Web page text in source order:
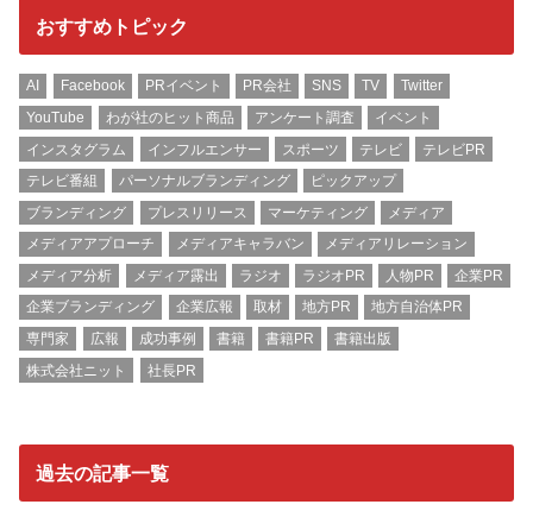
おすすめトピック
AI Facebook PRイベント PR会社 SNS TV
Twitter
YouTube
わが社のヒット商品 アンケート調査
イベント
インスタグラム
インフルエンサー スポーツ テレビ
テレビPR
テレビ番組
パーソナルブランディング
ピックアップ
ブランディング
プレスリリース マーケティング
メディア
メディアアプローチ
メディアキャラバン
メディアリレーション
メディア分析
メディア露出 ラジオ ラジオPR 人物PR
企業PR
企業ブランディング
企業広報 取材 地方PR
地方自治体PR
専門家
広報 成功事例 書籍 書籍PR
書籍出版
株式会社ニット
社長PR
過去の記事一覧